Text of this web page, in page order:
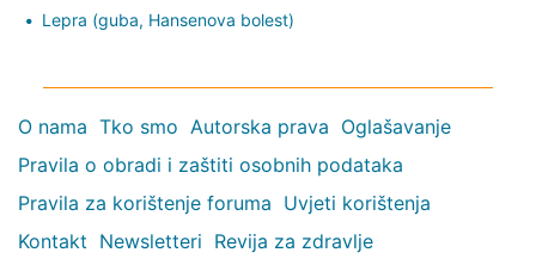
Lepra (guba, Hansenova bolest)
O nama Tko smo Autorska prava Oglašavanje
Pravila o obradi i zaštiti osobnih podataka
Pravila za korištenje foruma Uvjeti korištenja
Kontakt Newsletteri Revija za zdravlje